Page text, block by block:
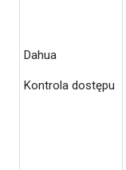
Dahua
Kontrola dostępu